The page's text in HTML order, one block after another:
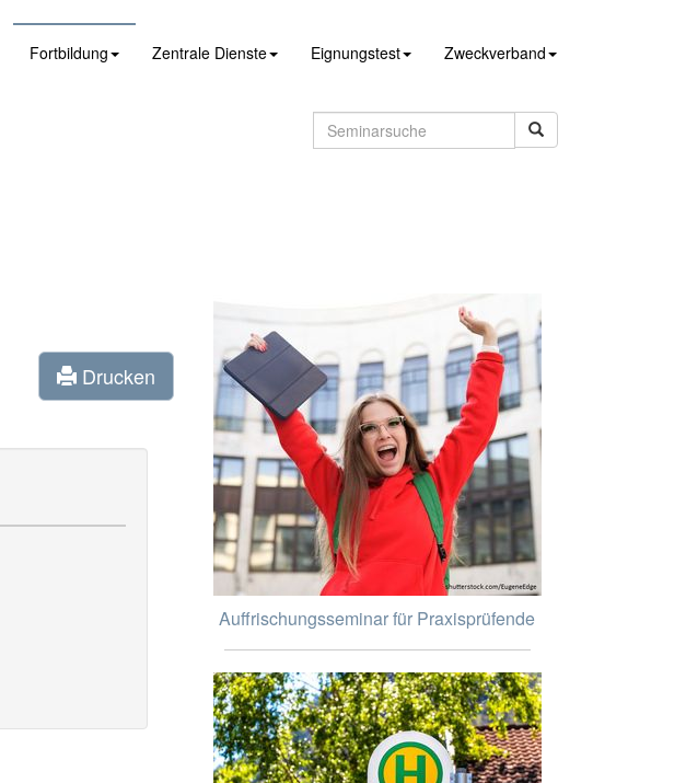
Fortbildung Zentrale Dienste Eignungstest Zweckverband
Drucken
Auffrischungsseminar für Praxisprüfende